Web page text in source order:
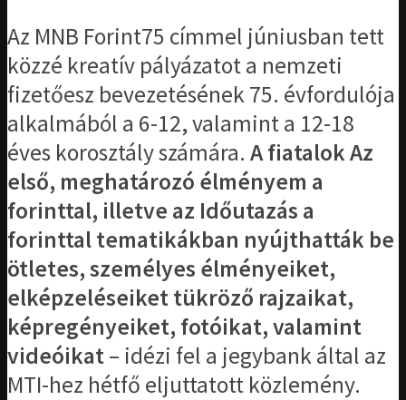
Az MNB Forint75 címmel júniusban tett
közzé kreatív pályázatot a nemzeti
fizetőesz bevezetésének 75. évfordulója
alkalmából a 6-12, valamint a 12-18
éves korosztály számára. A fiatalok Az
első, meghatározó élményem a
forinttal, illetve az Időutazás a
forinttal tematikákban nyújthatták be
ötletes, személyes élményeiket,
elképzeléseiket tükröző rajzaikat,
képregényeiket, fotóikat, valamint
videóikat– idézi fel a jegybank által az
MTI-hez hétfő eljuttatott közlemény.